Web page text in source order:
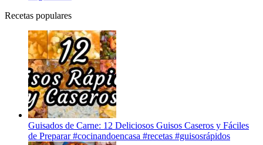
Recetas populares
Guisados de Carne: 12 Deliciosos Guisos Caseros y Fáciles
de Preparar #cocinandoencasa #recetas #guisosrápidos